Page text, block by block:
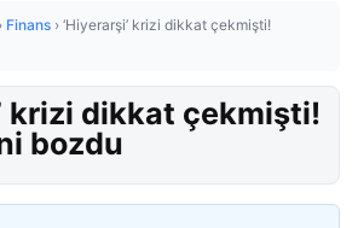
› Finans › ‘Hiyerarşi’ krizi dikkat çekmişti!
krizi dikkat çekmişti!
bozdu